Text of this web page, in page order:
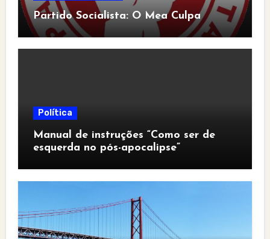
Partido Socialista: O Mea Culpa
Política
Manual de instruções “Como ser de
esquerda no pós-apocalipse”